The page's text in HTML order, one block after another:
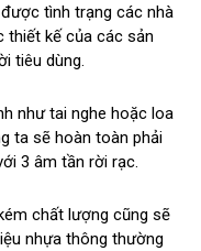
tình trạng các nhà
thiết kế của các sản
tiêu dùng.
như tai nghe hoặc loa
ta sẽ hoàn toàn phải
3 âm tần rời rạc.
chất lượng cũng sẽ
nhựa thông thường